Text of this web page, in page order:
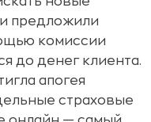
предложили
комиссии
до денег клиента.
апогея
страховые